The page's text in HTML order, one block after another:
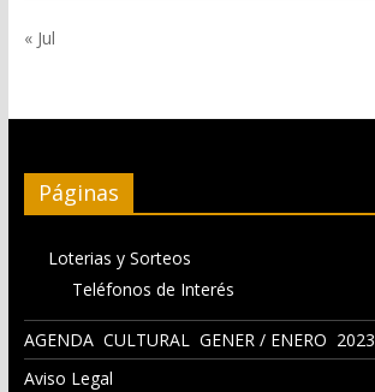
« Jul
Páginas
Loterias y Sorteos
Teléfonos de Interés
AGENDA CULTURAL GENER / ENERO 2023
Aviso Legal